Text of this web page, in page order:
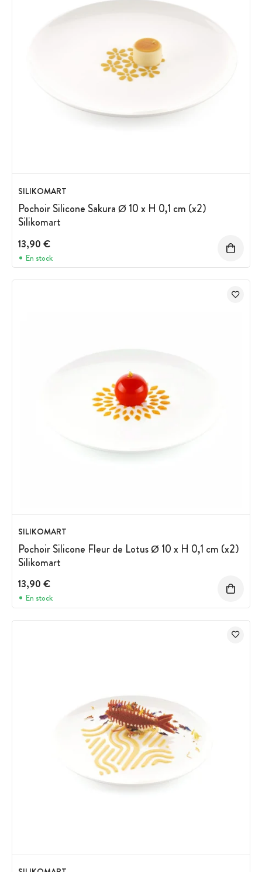
SILIKOMART
Pochoir Silicone Sakura Ø 10 x H 0,1 cm (x2)
Silikomart
13,90 €
En stock
SILIKOMART
Pochoir Silicone Fleur de Lotus Ø 10 x H 0,1 cm (x2)
Silikomart
13,90 €
En stock